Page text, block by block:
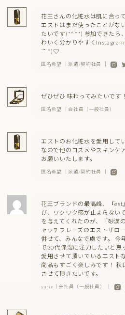
花王さんの化粧水は肌に合っ
エストはまだ使ったことがな
たいです(*^^*) 参加できたら
わいく分かりやすく
´˘`*)♡
匿名希望 ｜派遣/契約社員 ｜
ぜひぜひ 味わってみたいです
匿名希望 ｜会社員（一般社員）
エストのお化粧水を愛用して
なので他のコスメやスキンケ
お願いいたします。
匿名希望 ｜派遣/契約社員 ｜
花王ブランドの最高峰、『
び、ワクワク感が止まらない
を与えてくれたのが、「砂漠
ャッチフレーズのエストザロ
併せて、みんなで虜です。 今
で30代保湿に注力したいと思
愛用させて頂いているエスト
商品もすごく楽しみです！ 秋
させて頂きたいです。
yurin｜会社員（一般社員） ｜